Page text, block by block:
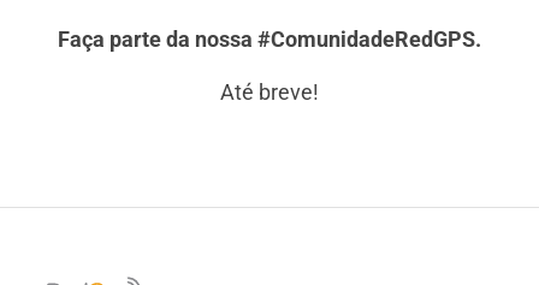
Faça parte da nossa #ComunidadeRedGPS.
Até breve!